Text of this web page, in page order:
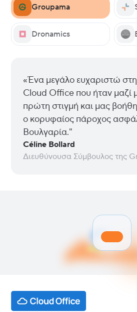
Groupama
Dronamics
«Ένα μεγάλο ευχαριστώ
Cloud Office που ήταν μαζί
πρώτη στιγμή και μας
ο κορυφαίος πάροχος
Βουλγαρία."
Céline Bollard
Διευθύνουσα Σύμβουλος της